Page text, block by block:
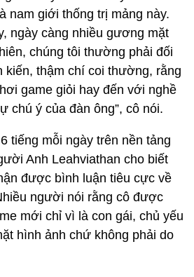
nam giới thống trị mảng này.
ngày càng nhiều gương mặt
chúng tôi thường phải đối
kiến, thậm chí coi thường, rằng
game giỏi hay đến với nghề
chú ý của đàn ông”, cô nói.
tiếng mỗi ngày trên nền tảng
Anh Leahviathan cho biết
được bình luận tiêu cực về
người nói rằng cô được
mới chỉ vì là con gái, chủ yếu
hình ảnh chứ không phải do